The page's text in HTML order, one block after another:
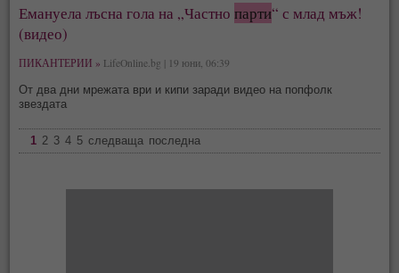
Емануела лъсна гола на „Частнопарти“ с млад мъж!
(видео)
ПИКАНТЕРИИ » LifeOnline.bg | 19 юни, 06:39
От два дни мрежата ври и кипи заради видео на попфолк
звездата
1 2 3 4 5 следваща последна